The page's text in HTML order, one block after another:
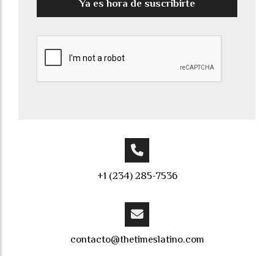
Ya es hora de suscribirte
+1 (234) 285-7536
contacto@thetimeslatino.com